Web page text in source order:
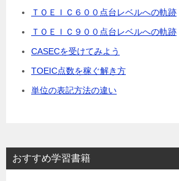
ＴＯＥＩＣ６００点台レベルへの軌跡
ＴＯＥＩＣ９００点台レベルへの軌跡
CASECを受けてみよう
TOEIC点数を稼ぐ解き方
単位の表記方法の違い
おすすめ学習書籍